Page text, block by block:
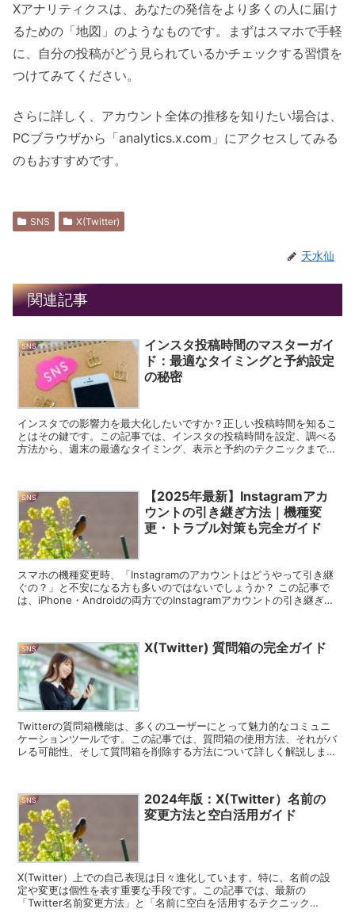
Xアナリティクスは、あなたの発信をより多くの人に届け
るための「地図」のようなものです。まずはスマホで手軽
に、自分の投稿がどう見られているかチェックする習慣を
つけてみてください。
さらに詳しく、アカウント全体の推移を知りたい場合は、
PCブラウザから「analytics.x.com」にアクセスしてみる
のもおすすめです。
SNS X(Twitter)
天水仙
関連記事
SNS
インスタ投稿時間のマスターガイ
ド：最適なタイミングと予約設定
の秘密
インスタでの影響力を最大化したいですか？正しい投稿時間を知るこ
とはその鍵です。この記事では、インスタの投稿時間を設定、調べる
方法から、週末の最適なタイミング、表示と予約のテクニックまでを
SNS
【2025年最新】Instagramアカ
ウントの引き継ぎ方法｜機種変
更・トラブル対策も完全ガイド
スマホの機種変更時、「Instagramのアカウントはどうやって引き継
ぐの？」と不安になる方も多いのではないでしょうか？ この記事で
は、iPhone・Androidの両方でのInstagramアカウントの引き継ぎ方
SNS X(Twitter) 質問箱の完全ガイド
Twitterの質問箱機能は、多くのユーザーにとって魅力的なコミュニ
ケーションツールです。この記事では、質問箱の使用方法、それがバ
レる可能性、そして質問箱を削除する方法について詳しく解説しま
SNS
2024年版：X(Twitter）名前の
変更方法と空白活用ガイド
X(Twitter）上での自己表現は日々進化しています。特に、名前の設
定や変更は個性を表す重要な手段です。この記事では、最新の
「Twitter名前変更方法」と「名前に空白を活用するテクニック